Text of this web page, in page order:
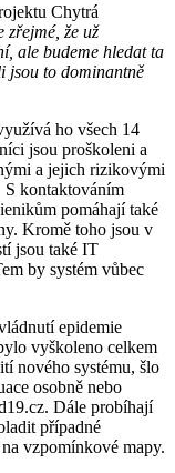
Chytrá
zřejmé, že už
ale budeme hledat ta
jsou to dominantně
ho všech 14
jsou proškoleni a
a jejich rizikovými
kontaktováním
pomáhají také
Kromě toho jsou v
jsou také IT
by systém vůbec
epidemie
vyškoleno celkem
nového systému, šlo
osobně nebo
Dále probíhají
případné
vzpomínkové mapy.